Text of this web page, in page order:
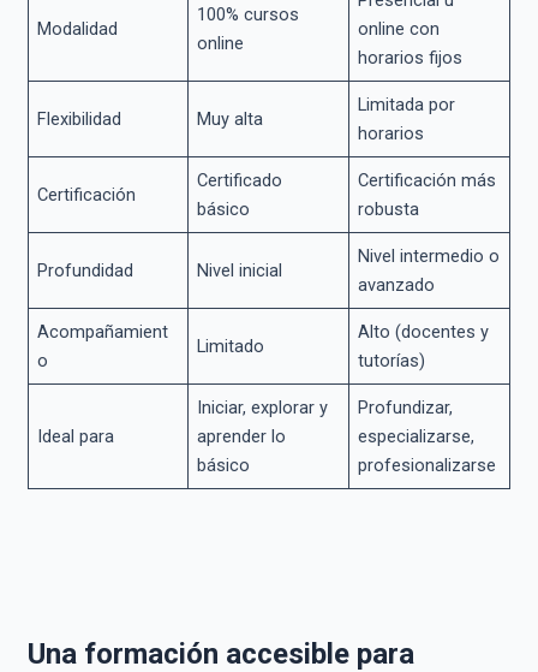
Modalidad
100% cursos
online
online con
horarios fijos
Flexibilidad Muy alta
Limitada por
horarios
Certificación
Certificado
básico
Certificación más
robusta
Profundidad Nivel inicial
Nivel intermedio o
avanzado
Acompañamient
o
Limitado
Alto (docentes y
tutorías)
Ideal para
Iniciar, explorar y
aprender lo
básico
Profundizar,
especializarse,
profesionalizarse
Una formación accesible para